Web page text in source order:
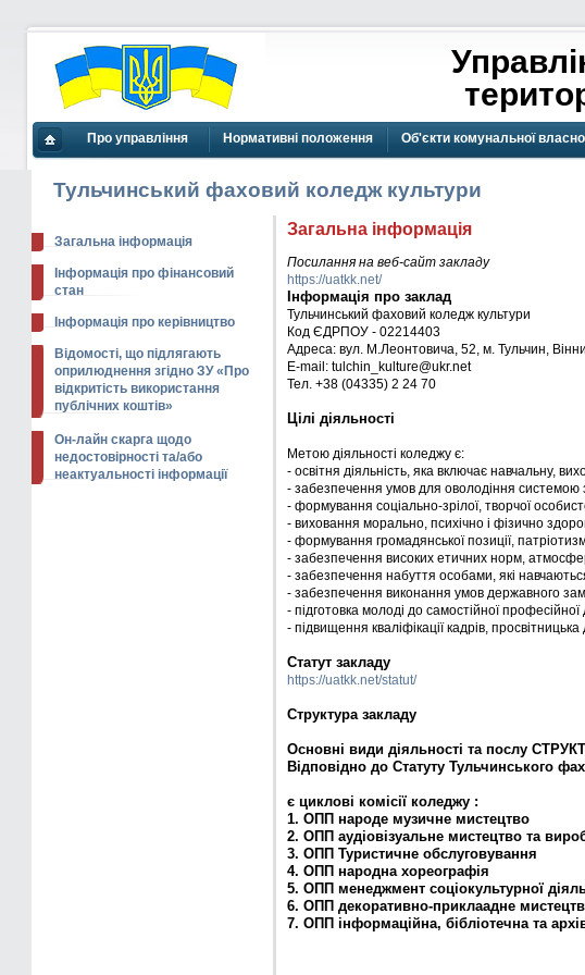
сторінка
Про управління Нормативні положення Об'єкти комунальної
Тульчинський фаховий коледж культури
Загальна інформація
Посилання на веб-сайт закладу
https://uatkk.net/
Інформація про заклад
Тульчинський фаховий коледж культури
Код ЄДРПОУ - 02214403
Адреса: вул. М.Леонтовича, 52, м. Тульчин,
E-mail: tulchin_kulture@ukr.net
Тел. +38 (04335) 2 24 70
Цілі діяльності
Метою діяльності коледжу є:
- освітня діяльність, яка включає навчальну,
- забезпечення умов для оволодіння системою
- формування соціально-зрілої, творчої
- виховання морально, психічно і фізично
- формування громадянської позиції,
- забезпечення високих етичних норм,
- забезпечення набуття особами, які
- забезпечення виконання умов державного
- підготовка молоді до самостійної професійної
- підвищення кваліфікації кадрів, просвітницька
Статут закладу
https://uatkk.net/statut/
Структура закладу
Основні види діяльності та послу
Відповідно до Статуту Тульчинського
є циклові комісії коледжу :
1. ОПП народе музичне мистецтво
2. ОПП аудіовізуальне мистецтво та
3. ОПП Туристичне обслуговування
4. ОПП народна хореографія
5. ОПП менеджмент соціокультурної
6. ОПП декоративно-приклаадне
7. ОПП інформаційна, бібліотечна та
Загальна інформація
Інформація про фінансовий
стан
Інформація про керівництво
Відомості, що підлягають
оприлюднення згідно ЗУ «Про
відкритість використання
публічних коштів»
Он-лайн скарга щодо
недостовірності та/або
неактуальності інформації